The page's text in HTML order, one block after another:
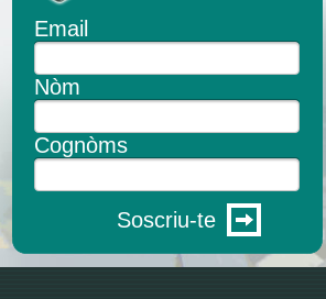
Email
Nòm
Cognòms
Soscriu-te